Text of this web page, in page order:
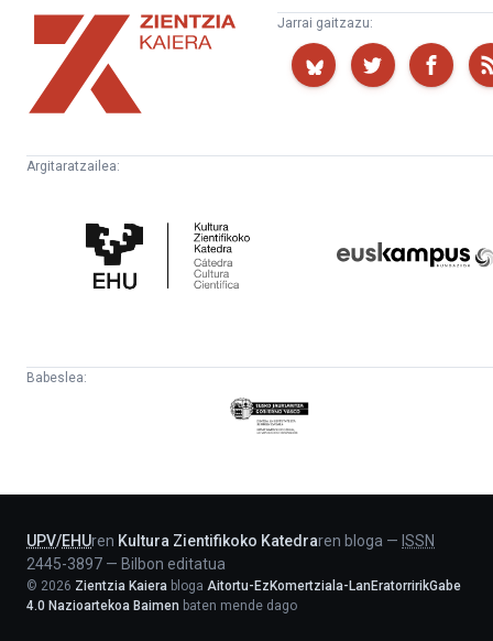
Zientzia
Kaiera
Jarrai gaitzazu:
Argitaratzailea:
Zientifikoko
Katedra
Babeslea:
Eusko
Jaurlaritza
UPV/EHUren Kultura Zientifikoko Katedraren bloga — ISSN
2445-3897 — Bilbon editatua
© 2026 Zientzia Kaiera bloga Aitortu-EzKomertziala-LanEratorririkGabe
4.0 Nazioartekoa Baimen baten mende dago